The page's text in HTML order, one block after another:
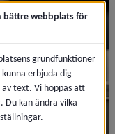
bättre webbplats för
grundfunktioner
erbjuda dig
text. Vi hoppas att
Du kan ändra vilka